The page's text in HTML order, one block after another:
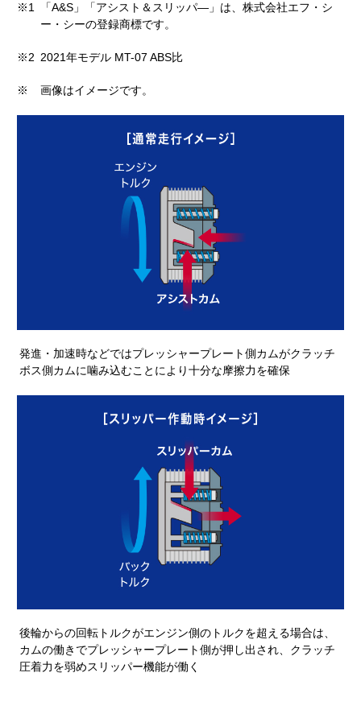
※1
「A&S」「アシスト＆スリッパ―」は、株式会社エフ・シ
ー・シーの登録商標です。
※2 2021年モデル MT-07 ABS比
※ 画像はイメージです。
発進・加速時などではプレッシャープレート側カムがクラッチ
ボス側カムに噛み込むことにより十分な摩擦力を確保
後輪からの回転トルクがエンジン側のトルクを超える場合は、
カムの働きでプレッシャープレート側が押し出され、クラッチ
圧着力を弱めスリッパー機能が働く